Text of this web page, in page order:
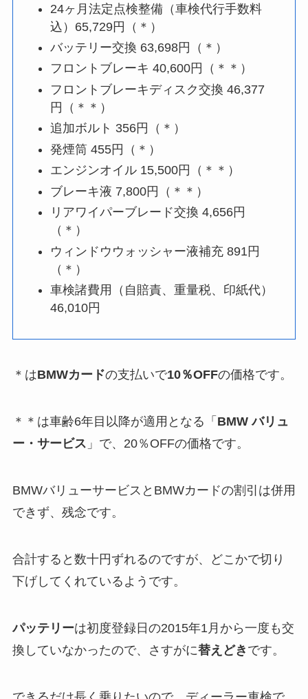
24ヶ月法定点検整備（車検代行手数料
込）65,729円（＊）
バッテリー交換 63,698円（＊）
フロントブレーキ 40,600円（＊＊）
フロントブレーキディスク交換 46,377
円（＊＊）
追加ボルト 356円（＊）
発煙筒 455円（＊）
エンジンオイル 15,500円（＊＊）
ブレーキ液 7,800円（＊＊）
リアワイパーブレード交換 4,656円
（＊）
ウィンドウウォッシャー液補充 891円
（＊）
車検諸費用（自賠責、重量税、印紙代）
46,010円
＊はBMWカードの支払いで10％OFFの価格です。
＊＊は車齢6年目以降が適用となる「 BMW バリュ
ー・サービス 」で、20％OFFの価格です。
BMWバリューサービスとBMWカードの割引は併用
できず、残念です。
合計すると数十円ずれるのですが、どこかで切り
下げしてくれているようです。
パッテリーは初度登録日の2015年1月から一度も交
換していなかったので、さすがに替えどき です。